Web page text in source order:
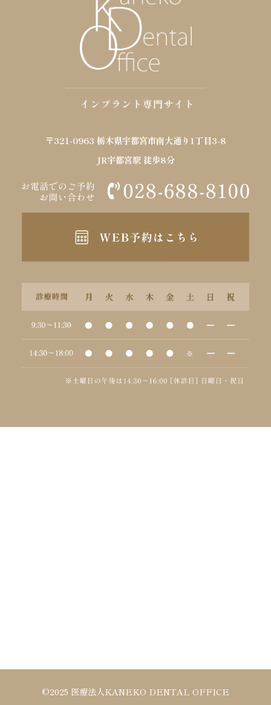
〒321-0963 栃木県宇都宮市南大通り1丁目3-8
JR宇都宮駅 徒歩8分
©2025 医療法人KANEKO DENTAL OFFICE